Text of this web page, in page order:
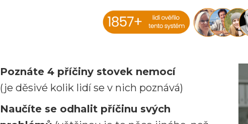
Poznáte 4 příčiny stovek nemocí
(je děsivé kolik lidí se v nich poznává)
Naučíte se odhalit příčinu svých